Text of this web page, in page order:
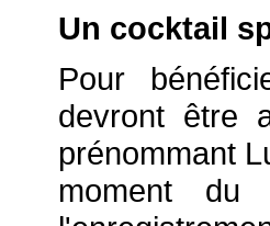
Un cocktail
Pour
devront être
prénommant
moment